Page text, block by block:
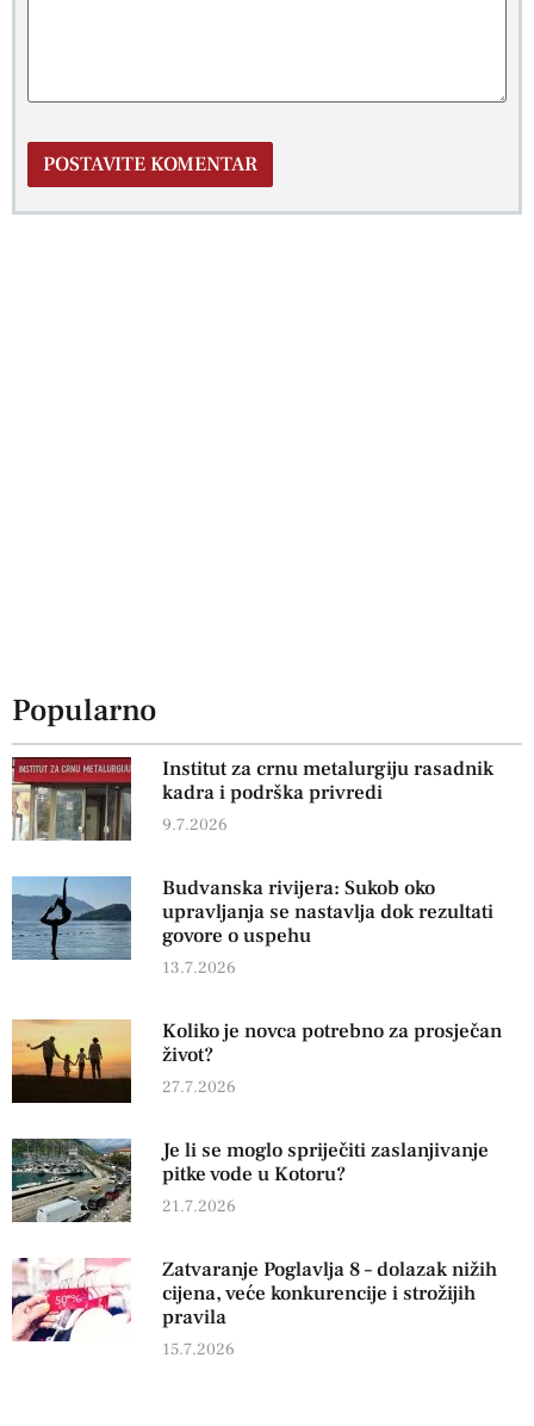
Popularno
Institut za crnu metalurgiju rasadnik
kadra i podrška privredi
9.7.2026
Budvanska rivijera: Sukob oko
upravljanja se nastavlja dok rezultati
govore o uspehu
13.7.2026
Koliko je novca potrebno za prosječan
život?
27.7.2026
Je li se moglo spriječiti zaslanjivanje
pitke vode u Kotoru?
21.7.2026
Zatvaranje Poglavlja 8 – dolazak nižih
cijena, veće konkurencije i strožijih
pravila
15.7.2026